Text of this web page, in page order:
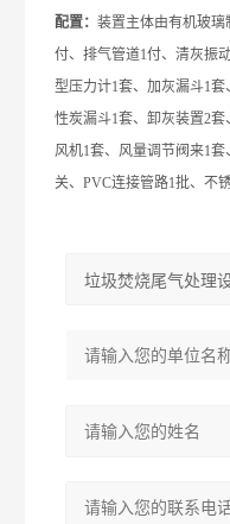
配置：装置主体由有机玻璃
付、排气管道1付、清灰振
型压力计1套、加灰漏斗1
性炭漏斗1套、卸灰装置2
风机1套、风量调节阀来1套
关、PVC连接管路1批、不